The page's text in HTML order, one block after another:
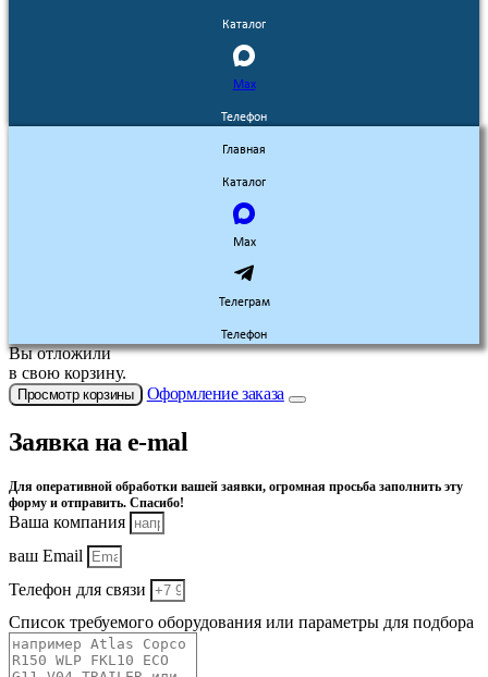
Каталог
Max
Телефон
Главная
Каталог
Max
Телеграм
Телефон
Вы отложили
в свою корзину.
Просмотр корзины Оформление заказа
Заявка на e-mal
Для оперативной обработки вашей заявки, огромная просьба заполнить эту
форму и отправить. Спасибо!
Ваша компания
ваш Email
Телефон для связи
Список требуемого оборудования или параметры для подбора